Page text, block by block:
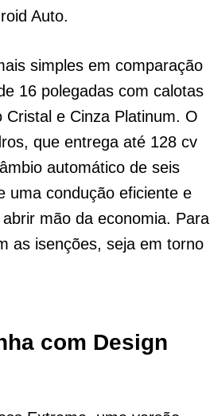
Auto.
simples em comparação
16 polegadas com calotas
e Cinza Platinum. O
que entrega até 128 cv
automático de seis
uma condução eficiente e
mão da economia. Para
as isenções, seja em torno
com Design